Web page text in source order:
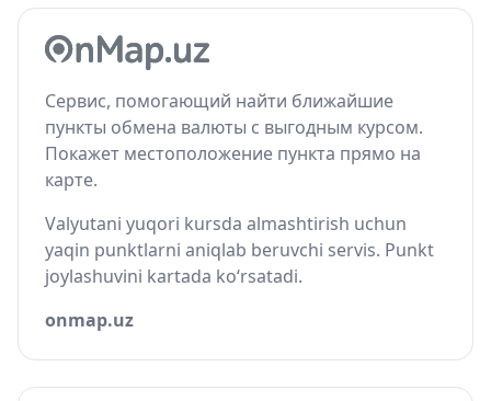
Сервис, помогающий найти ближайшие
пункты обмена валюты с выгодным курсом.
Покажет местоположение пункта прямо на
карте.
Valyutani yuqori kursda almashtirish uchun
yaqin punktlarni aniqlab beruvchi servis. Punkt
joylashuvini kartada ko‘rsatadi.
onmap.uz